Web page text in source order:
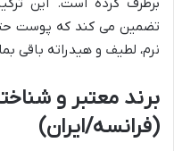
تضمین می کند که پوست حتی
نرم، لطیف و هیدراته باقی
برند معتبر و
(فرانسه/ایران)